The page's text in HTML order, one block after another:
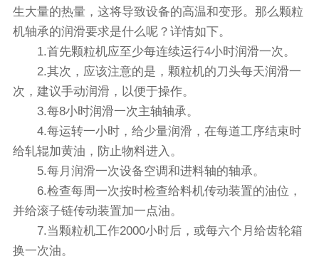
生大量的热量，这将导致设备的高温和变形。那么颗粒
机轴承的润滑要求是什么呢？详情如下。
1.首先颗粒机应至少每连续运行4小时润滑一次。
2.其次，应该注意的是，颗粒机的刀头每天润滑一
次，建议手动润滑，以便于操作。
3.每8小时润滑一次主轴轴承。
4.每运转一小时，给少量润滑，在每道工序结束时
给轧辊加黄油，防止物料进入。
5.每月润滑一次设备空调和进料轴的轴承。
6.检查每周一次按时检查给料机传动装置的油位，
并给滚子链传动装置加一点油。
7.当颗粒机工作2000小时后，或每六个月给齿轮箱
换一次油。